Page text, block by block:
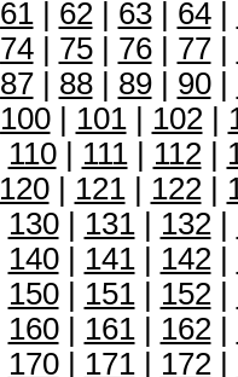
61| 62| 63| 64|
74| 75| 76| 77|
87| 88| 89| 90|
100| 101| 102|
110| 111| 112|
120| 121| 122|
130| 131| 132|
140| 141| 142|
150| 151| 152|
160| 161| 162|
170| 171| 172|